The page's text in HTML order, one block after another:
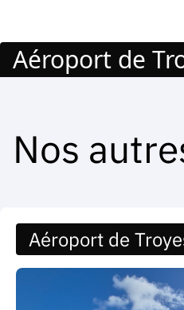
Aéroport de
Nos
Aéroport de